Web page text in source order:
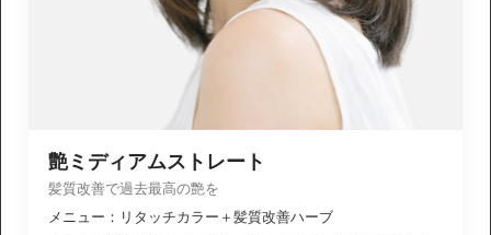
艶ミディアムストレート
髪質改善で過去最高の艶を
メニュー：リタッチカラー＋髪質改善ハーブ